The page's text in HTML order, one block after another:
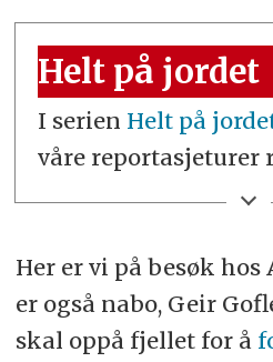
Helt på jordet
I serien Helt på
våre
Norge og tar en
Her er vi på besøk hos
er også nabo, Geir
skal oppå fjellet for å